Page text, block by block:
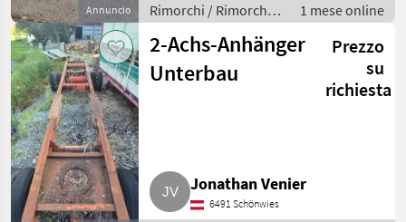
Annuncio
Rimorchi / Rimorchi
per auto
1 mese online
2-Achs-Anhänger
Unterbau
Prezzo
su
richiesta
Jonathan Venier
6491 Schönwies